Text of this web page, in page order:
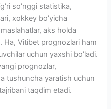
so’nggi statistika,
xokkey bo’yicha
aks holda
Ha, Vitibet prognozlari ham
uchun yaxshi bo’ladi.
prognozlar,
tushuncha yaratish uchun
taqdim etadi.